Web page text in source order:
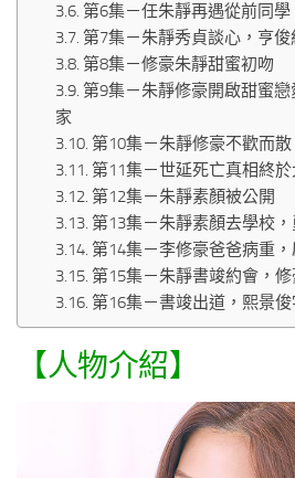
第6集－任朱靜再遇從前同學
第7集－朱靜秀貞談心，亨
第8集－修豪朱靜甜蜜初吻
第9集－朱靜修豪開啟甜蜜
家
第10集－朱靜修豪不歡而散
第11集－世延死亡真相終於
第12集－朱靜素顏被公開
第13集－朱靜素顏去學校
第14集－李修豪爸爸病重
第15集－朱靜書竣約會，
第16集－書竣出道，熙景俊
【人物介紹】